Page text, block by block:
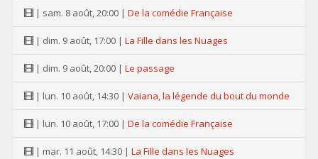
| sam. 8 août, 20:00 | De la comédie Française
| dim. 9 août, 17:00 | La Fille dans les Nuages
| dim. 9 août, 20:00 | Le passage
| lun. 10 août, 14:30 | Vaiana, la légende du bout du monde
| lun. 10 août, 17:00 | De la comédie Française
| mar. 11 août, 14:30 | La Fille dans les Nuages